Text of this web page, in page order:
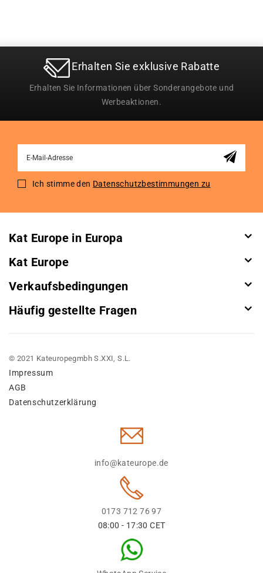
Erhalten Sie exklusive Rabatte
Erhalten Sie Informationen über Sonderangebote und
Werbeaktionen.
for
Ich stimme den Datenschutzbestimmungen zu
Kat Europe in Europa
Kat Europe
Verkaufsbedingungen
Häufig gestellte Fragen
© 2021 Kateuropegmbh S.XXI, S.L.
Impressum
AGB
Datenschutzerklärung
info@kateurope.de
0173 712 76 97
08:00 - 17:30 CET